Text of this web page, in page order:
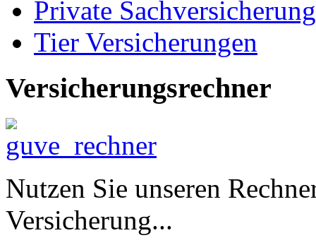
Private
Tier Versicherungen
Versicherungsrechner
Nutzen Sie unseren
Versicherung...